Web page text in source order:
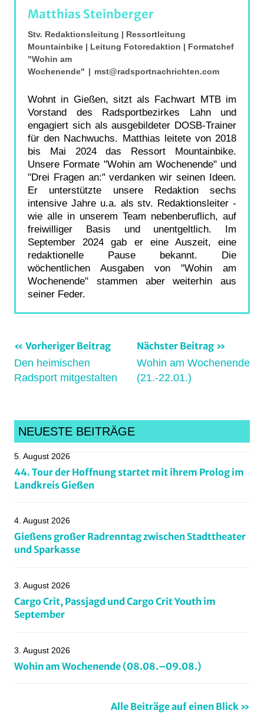
Matthias Steinberger
Stv. Redaktionsleitung | Ressortleitung
Mountainbike | Leitung Fotoredaktion | Formatchef
"Wohin am
Wochenende" | mst@radsportnachrichten.com
Wohnt in Gießen, sitzt als Fachwart MTB im
Vorstand des Radsportbezirkes Lahn und
engagiert sich als ausgebildeter DOSB-Trainer
für den Nachwuchs. Matthias leitete von 2018
bis Mai 2024 das Ressort Mountainbike.
Unsere Formate "Wohin am Wochenende" und
"Drei Fragen an:" verdanken wir seinen Ideen.
Er unterstützte unsere Redaktion sechs
intensive Jahre u.a. als stv. Redaktionsleiter -
wie alle in unserem Team nebenberuflich, auf
freiwilliger Basis und unentgeltlich. Im
September 2024 gab er eine Auszeit, eine
redaktionelle Pause bekannt. Die
wöchentlichen Ausgaben von "Wohin am
Wochenende" stammen aber weiterhin aus
seiner Feder.
Schlagwörter:
biketreff,
crossdm,
frankfurt,
Gießen,
gravel,
groupride ,
lahnwiesenparkrun
Marburg
münchen
parkrun
Beitragsnavigation
Vorheriger Beitrag
Den heimischen
Radsport mitgestalten
Nächster Beitrag
Wohin am Wochenende
(21.-22.01.)
NEUESTE BEITRÄGE
5. August 2026
44. Tour der Hoffnung startet mit ihrem Prolog im
Landkreis Gießen
4. August 2026
Gießens großer Radrenntag zwischen Stadttheater
und Sparkasse
3. August 2026
Cargo Crit, Passjagd und Cargo Crit Youth im
September
3. August 2026
Wohin am Wochenende (08.08.–09.08.)
Alle Beiträge auf einen Blick »